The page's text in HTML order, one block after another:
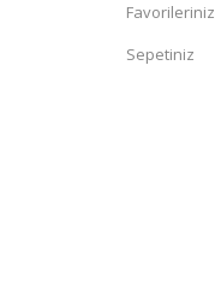
Favorileriniz
Sepetiniz